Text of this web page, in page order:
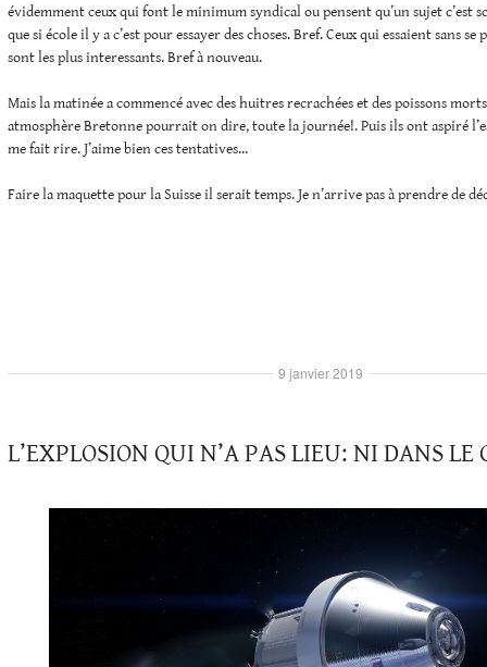
évidemment ceux qui font le minimum syndical ou pensent qu’un sujet c’est
que si école il y a c’est pour essayer des choses. Bref. Ceux qui essaient sans
sont les plus interessants. Bref à nouveau.
Mais la matinée a commencé avec des huitres recrachées et des poissons
atmosphère Bretonne pourrait on dire, toute la journée!. Puis ils ont aspiré
me fait rire. J’aime bien ces tentatives…
Faire la maquette pour la Suisse il serait temps. Je n’arrive pas à prendre de
L’EXPLOSION QUI N’A PAS LIEU: NI DANS
9 janvier 2019